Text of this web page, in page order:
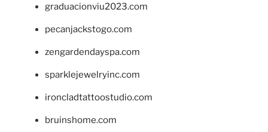
graduacionviu2023.com
pecanjackstogo.com
zengardendayspa.com
sparklejewelryinc.com
ironcladtattoostudio.com
bruinshome.com